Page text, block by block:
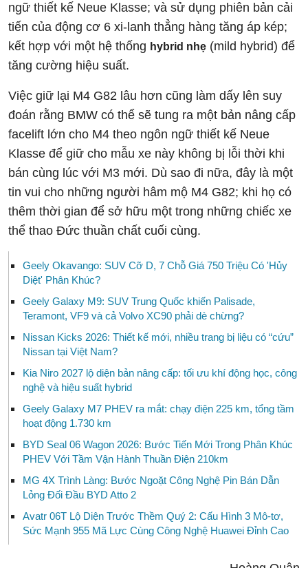
ngữ thiết kế Neue Klasse; và sử dụng phiên bản cải
tiến của động cơ 6 xi-lanh thẳng hàng tăng áp kép;
kết hợp với một hệ thống hybrid nhẹ (mild hybrid) để
tăng cường hiệu suất.
Việc giữ lại M4 G82 lâu hơn cũng làm dấy lên suy
đoán rằng BMW có thể sẽ tung ra một bản nâng cấp
facelift lớn cho M4 theo ngôn ngữ thiết kế Neue
Klasse để giữ cho mẫu xe này không bị lỗi thời khi
bán cùng lúc với M3 mới. Dù sao đi nữa, đây là một
tin vui cho những người hâm mộ M4 G82; khi họ có
thêm thời gian để sở hữu một trong những chiếc xe
thể thao Đức thuần chất cuối cùng.
Geely Okavango: SUV Cỡ D, 7 Chỗ Giá 750 Triệu Có 'Hủy
Diệt' Phân Khúc?
Geely Galaxy M9: SUV Trung Quốc khiến Palisade,
Teramont, VF9 và cả Volvo XC90 phải dè chừng?
Nissan Kicks 2026: Thiết kế mới, nhiều trang bị liệu có “cứu”
Nissan tại Việt Nam?
Kia Niro 2027 lộ diện bản nâng cấp: tối ưu khí động học, công
nghệ và hiệu suất hybrid
Geely Galaxy M7 PHEV ra mắt: chạy điện 225 km, tổng tầm
hoạt động 1.730 km
BYD Seal 06 Wagon 2026: Bước Tiến Mới Trong Phân Khúc
PHEV Với Tầm Vận Hành Thuần Điện 210km
MG 4X Trình Làng: Bước Ngoặt Công Nghệ Pin Bán Dẫn
Lỏng Đối Đầu BYD Atto 2
Avatr 06T Lộ Diện Trước Thềm Quý 2: Cấu Hình 3 Mô-tơ,
Sức Mạnh 955 Mã Lực Cùng Công Nghệ Huawei Đỉnh Cao